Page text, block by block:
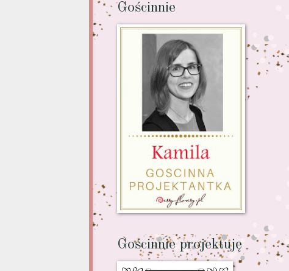
Gościnnie
Gościnnie projektuję